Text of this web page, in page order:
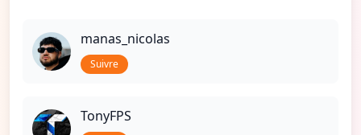
manas_nicolas
Suivre
TonyFPS